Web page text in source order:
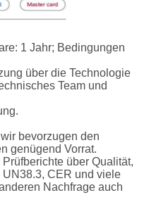
1 Jahr; Bedingungen
über die Technologie
Team und
bevorzugen den
genügend Vorrat.
über Qualität,
CER und viele
Nachfrage auch